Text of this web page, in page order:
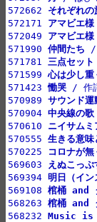
572662 それぞれの
572171 アマビエ
572049 アマビエ様
571990 仲間たち /
571781 三点セット
571599 心は少し重
571423 慟哭 / 作
570989 サウンド運
570904 中央線の歌
570610 ニイサムミ
570555 生きる意味
570225
コロナが
569603
えぬこっぷ
569394 明日（イン
569108 棺桶 and
568263 棺桶 and
568232 Music is